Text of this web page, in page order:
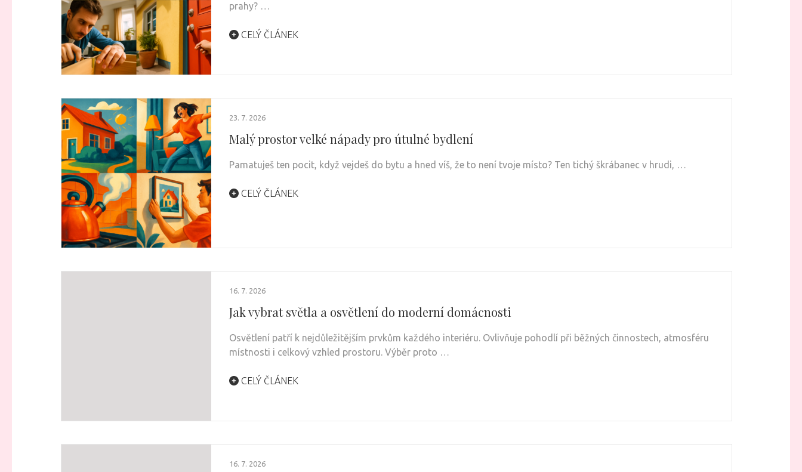
prahy? …
CELÝ ČLÁNEK
23. 7. 2026
Malý prostor velké nápady pro útulné bydlení
Pamatuješ ten pocit, když vejdeš do bytu a hned víš, že to není tvoje místo? Ten tichý škrábanec v hrudi, …
CELÝ ČLÁNEK
16. 7. 2026
Jak vybrat světla a osvětlení do moderní domácnosti
Osvětlení patří k nejdůležitějším prvkům každého interiéru. Ovlivňuje pohodlí při běžných činnostech, atmosféru
místnosti i celkový vzhled prostoru. Výběr proto …
CELÝ ČLÁNEK
16. 7. 2026